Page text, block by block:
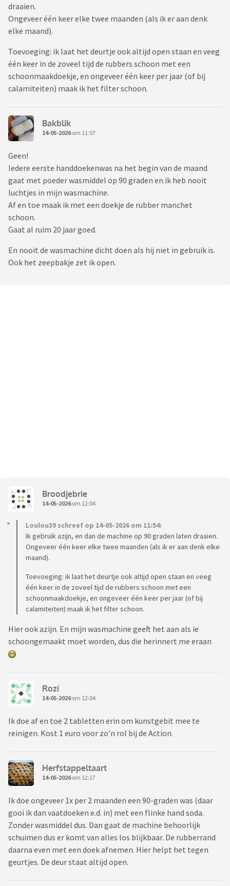
draaien.
Ongeveer één keer elke twee maanden (als ik er aan denk
elke maand).
Toevoeging: ik laat het deurtje ook altijd open staan en veeg
één keer in de zoveel tijd de rubbers schoon met een
schoonmaakdoekje, en ongeveer één keer per jaar (of bij
calamiteiten) maak ik het filter schoon.
Bakblik
14-05-2026om 11:57
Geen!
Iedere eerste handdoekenwas na het begin van de maand
gaat met poeder wasmiddel op 90 graden en ik heb nooit
luchtjes in mijn wasmachine.
Af en toe maak ik met een doekje de rubber manchet
schoon.
Gaat al ruim 20 jaar goed.
En nooit de wasmachine dicht doen als hij niet in gebruik is.
Ook het zeepbakje zet ik open.
Broodjebrie
14-05-2026om 12:04
Loulou39 schreef op 14-05-2026 om 11:54:
Ik gebruik azijn, en dan de machine op 90 graden laten draaien.
Ongeveer één keer elke twee maanden (als ik er aan denk elke
maand).
Toevoeging: ik laat het deurtje ook altijd open staan en veeg
één keer in de zoveel tijd de rubbers schoon met een
schoonmaakdoekje, en ongeveer één keer per jaar (of bij
calamiteiten) maak ik het filter schoon.
Hier ook azijn. En mijn wasmachine geeft het aan als ie
schoongemaakt moet worden, dus die herinnert me eraan
Rozi
14-05-2026om 12:04
Ik doe af en toe 2 tabletten erin om kunstgebit mee te
reinigen. Kost 1 euro voor zo’n rol bij de Action.
Herfstappeltaart
14-05-2026om 12:17
Ik doe ongeveer 1x per 2 maanden een 90-graden was (daar
gooi ik dan vaatdoeken e.d. in) met een flinke hand soda.
Zonder wasmiddel dus. Dan gaat de machine behoorlijk
schuimen dus er komt van alles los blijkbaar. De rubberrand
daarna even met een doek afnemen. Hier helpt het tegen
geurtjes. De deur staat altijd open.